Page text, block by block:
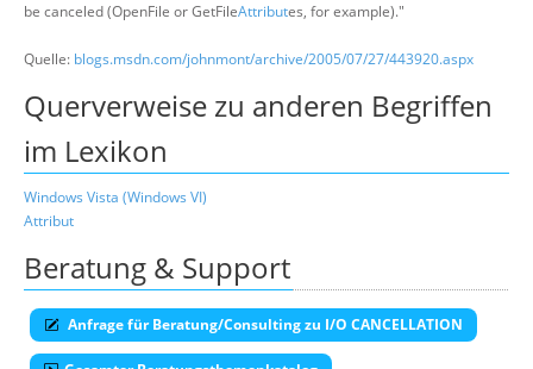
be canceled (OpenFile or GetFileAttributes, for example)."
Quelle: blogs.msdn.com/johnmont/archive/2005/07/27/443920.aspx
Querverweise zu anderen Begriffen
im Lexikon
Windows Vista (Windows VI)
Attribut
Beratung & Support
Anfrage für Beratung/Consulting zu I/O CANCELLATION